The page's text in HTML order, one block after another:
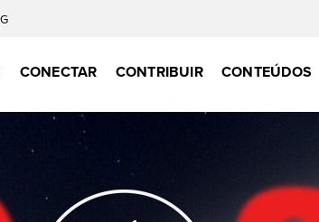
CONECTAR CONTRIBUIR CONTEÚDOS